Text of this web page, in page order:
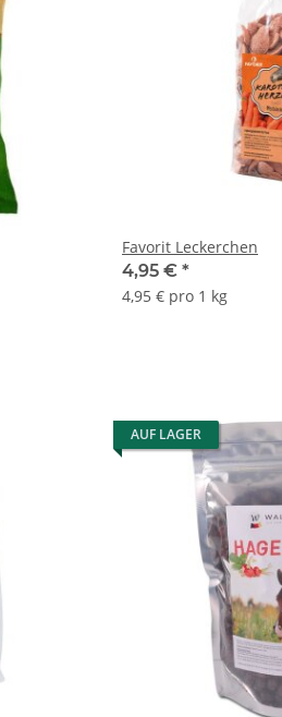
Favorit Leckerchen
4,95 € *
4,95 € pro 1 kg
AUF LAGER